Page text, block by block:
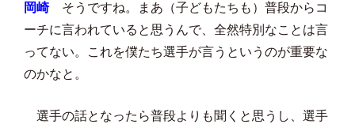
岡崎そうですね。まあ（子どもたちも）普段からコ
ーチに言われていると思うんで、全然特別なことは言
ってない。これを僕たち選手が言うというのが重要な
のかなと。
選手の話となったら普段よりも聞くと思うし、選手